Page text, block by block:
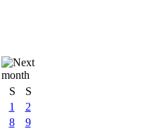
S
S
1
2
8
9